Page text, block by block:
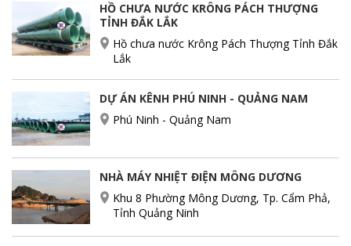
HỒ CHƯA NƯỚC KRÔNG PÁCH THƯỢNG
TỈNH ĐẮK LẮK
Hồ chưa nước Krông Pách Thượng Tỉnh Đắk
Lắk
DỰ ÁN KÊNH PHÚ NINH - QUẢNG NAM
Phú Ninh - Quảng Nam
NHÀ MÁY NHIỆT ĐIỆN MÔNG DƯƠNG
Khu 8 Phường Mông Dương, Tp. Cẩm Phả,
Tỉnh Quảng Ninh